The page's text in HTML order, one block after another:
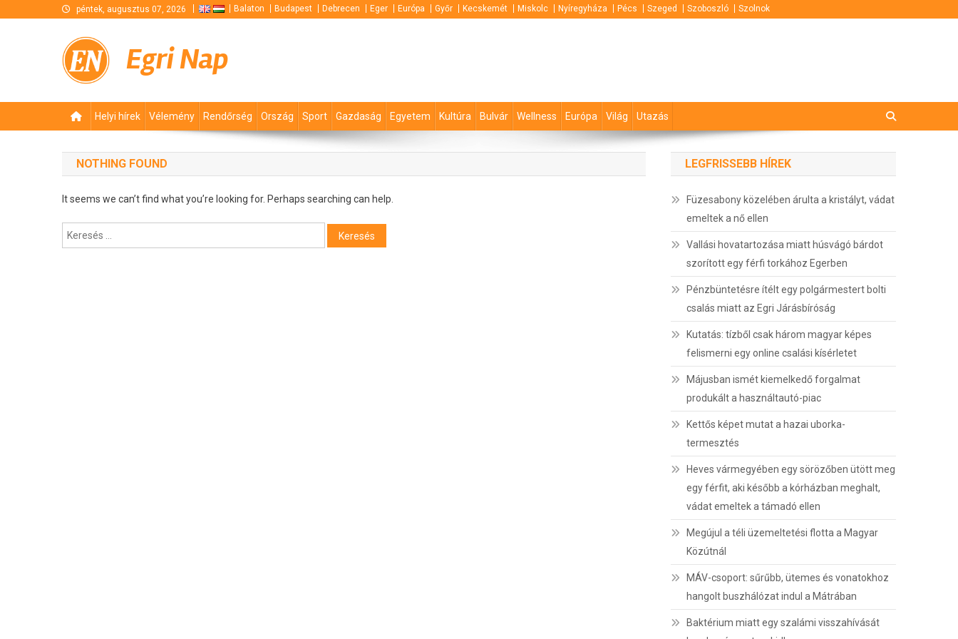
péntek, augusztus 07, 2026 Balaton Budapest Debrecen Eger Európa Győr Kecskemét Miskolc Nyíregyháza Pécs Szeged Szoboszló Szolnok
Egri Nap
Helyi hírek Vélemény Rendőrség Ország Sport Gazdaság Egyetem Kultúra Bulvár Wellness Európa Világ Utazás
NOTHING FOUND
It seems we can’t find what you’re looking for. Perhaps searching can help.
Keresés:
LEGFRISSEBB HÍREK
Füzesabony közelében árulta a kristályt, vádat
emeltek a nő ellen
Vallási hovatartozása miatt húsvágó bárdot
szorított egy férfi torkához Egerben
Pénzbüntetésre ítélt egy polgármestert bolti
csalás miatt az Egri Járásbíróság
Kutatás: tízből csak három magyar képes
felismerni egy online csalási kísérletet
Májusban ismét kiemelkedő forgalmat
produkált a használtautó-piac
Kettős képet mutat a hazai uborka-
termesztés
Heves vármegyében egy sörözőben ütött meg
egy férfit, aki később a kórházban meghalt,
vádat emeltek a támadó ellen
Megújul a téli üzemeltetési flotta a Magyar
Közútnál
MÁV-csoport: sűrűbb, ütemes és vonatokhoz
hangolt buszhálózat indul a Mátrában
Baktérium miatt egy szalámi visszahívását